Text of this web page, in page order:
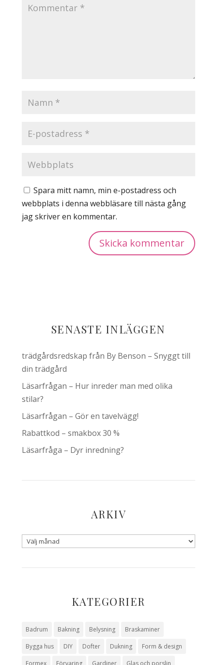
Spara mitt namn, min e-postadress och
webbplats i denna webbläsare till nästa gång
jag skriver en kommentar.
SENASTE INLÄGGEN
trädgårdsredskap från By Benson – Snyggt till
din trädgård
Läsarfrågan – Hur inreder man med olika
stilar?
Läsarfrågan – Gör en tavelvägg!
Rabattkod – smakbox 30 %
Läsarfråga – Dyr inredning?
ARKIV
KATEGORIER
Badrum Bakning Belysning Braskaminer
Bygga hus DIY Dofter Dukning Form & design
Formex Förvaring Gardiner Glas och porslin